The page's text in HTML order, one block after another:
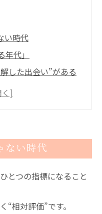
い時代
代」
した出会い”がある
を持てるか」
んか？
談所CocoBridal
いたします！
ない時代
とつの指標になること
“相対評価”です。